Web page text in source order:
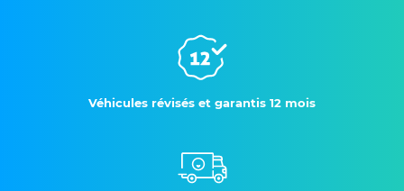
Véhicules révisés et garantis 12 mois